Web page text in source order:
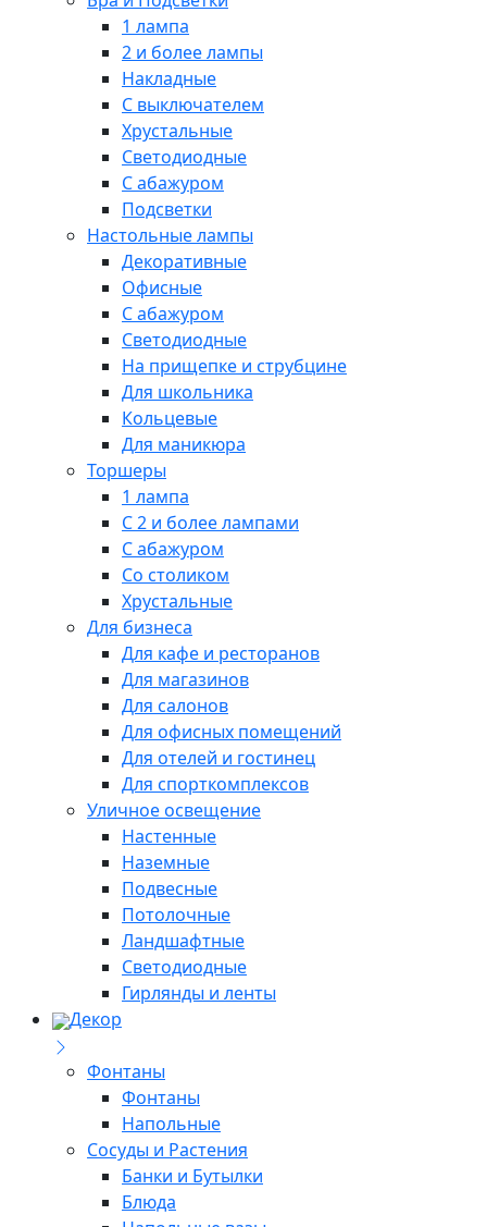
1 лампа
2 и более лампы
Накладные
С выключателем
Хрустальные
Светодиодные
С абажуром
Подсветки
Настольные лампы
Декоративные
Офисные
С абажуром
Светодиодные
На прищепке и струбцине
Для школьника
Кольцевые
Для маникюра
Торшеры
1 лампа
С 2 и более лампами
С абажуром
Со столиком
Хрустальные
Для бизнеса
Для кафе и ресторанов
Для магазинов
Для салонов
Для офисных помещений
Для отелей и гостинец
Для спорткомплексов
Уличное освещение
Настенные
Наземные
Подвесные
Потолочные
Ландшафтные
Светодиодные
Гирлянды и ленты
Декор
Фонтаны
Фонтаны
Напольные
Сосуды и Растения
Банки и Бутылки
Блюда